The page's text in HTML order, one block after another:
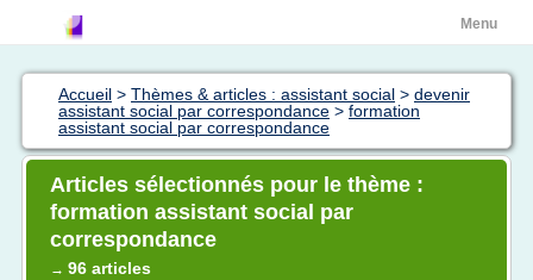
Menu
Accueil > Thèmes & articles : assistant social > devenir
assistant social par correspondance > formation
assistant social par correspondance
Articles sélectionnés pour le thème :
formation assistant social par
correspondance
→ 96 articles